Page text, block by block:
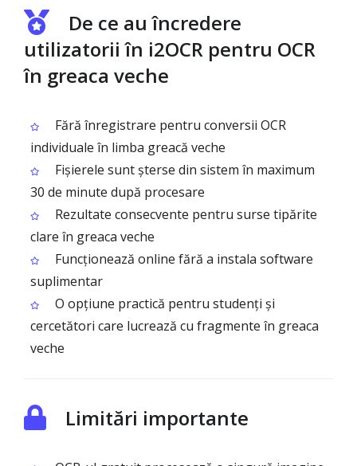
De ce au încredere
utilizatorii în i2OCR pentru OCR
în greaca veche
Fără înregistrare pentru conversii OCR
individuale în limba greacă veche
Fișierele sunt șterse din sistem în maximum
30 de minute după procesare
Rezultate consecvente pentru surse tipărite
clare în greaca veche
Funcționează online fără a instala software
suplimentar
O opțiune practică pentru studenți și
cercetători care lucrează cu fragmente în greaca
veche
Limitări importante